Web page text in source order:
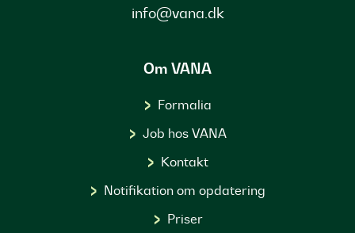
info@vana.dk
Om VANA
Formalia
Job hos VANA
Kontakt
Notifikation om opdatering
Priser